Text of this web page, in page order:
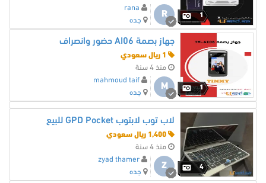
1
R
rana
جده
1
جهاز بصمة AI06 حضور وانصراف
منذ 4 سنة
M
mahmoud taif
جده
4
لاب توب لابتوب GPD Pocket للبيع
منذ 4 سنة
Z
zyad thamer
جده